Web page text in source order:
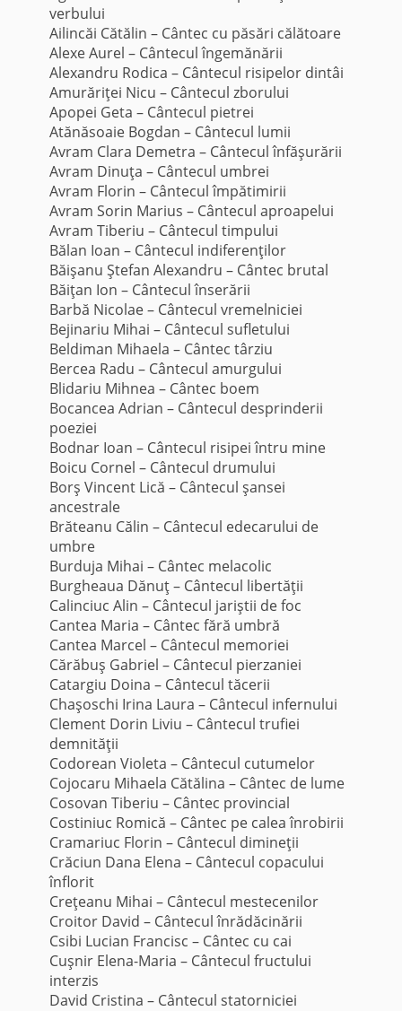
verbului
Ailincăi Cătălin – Cântec cu păsări călătoare
Alexe Aurel – Cântecul îngemănării
Alexandru Rodica – Cântecul risipelor dintâi
Amurăriţei Nicu – Cântecul zborului
Apopei Geta – Cântecul pietrei
Atănăsoaie Bogdan – Cântecul lumii
Avram Clara Demetra – Cântecul înfăşurării
Avram Dinuţa – Cântecul umbrei
Avram Florin – Cântecul împătimirii
Avram Sorin Marius – Cântecul aproapelui
Avram Tiberiu – Cântecul timpului
Bălan Ioan – Cântecul indiferenţilor
Băişanu Ştefan Alexandru – Cântec brutal
Băiţan Ion – Cântecul înserării
Barbă Nicolae – Cântecul vremelniciei
Bejinariu Mihai – Cântecul sufletului
Beldiman Mihaela – Cântec târziu
Bercea Radu – Cântecul amurgului
Blidariu Mihnea – Cântec boem
Bocancea Adrian – Cântecul desprinderii
poeziei
Bodnar Ioan – Cântecul risipei întru mine
Boicu Cornel – Cântecul drumului
Borş Vincent Lică – Cântecul şansei
ancestrale
Brăteanu Călin – Cântecul edecarului de
umbre
Burduja Mihai – Cântec melacolic
Burgheaua Dănuţ – Cântecul libertăţii
Calinciuc Alin – Cântecul jariştii de foc
Cantea Maria – Cântec fără umbră
Cantea Marcel – Cântecul memoriei
Cărăbuş Gabriel – Cântecul pierzaniei
Catargiu Doina – Cântecul tăcerii
Chaşoschi Irina Laura – Cântecul infernului
Clement Dorin Liviu – Cântecul trufiei
demnităţii
Codorean Violeta – Cântecul cutumelor
Cojocaru Mihaela Cătălina – Cântec de lume
Cosovan Tiberiu – Cântec provincial
Costiniuc Romică – Cântec pe calea înrobirii
Cramariuc Florin – Cântecul dimineţii
Crăciun Dana Elena – Cântecul copacului
înflorit
Creţeanu Mihai – Cântecul mestecenilor
Croitor David – Cântecul înrădăcinării
Csibi Lucian Francisc – Cântec cu cai
Cuşnir Elena-Maria – Cântecul fructului
interzis
David Cristina – Cântecul statorniciei